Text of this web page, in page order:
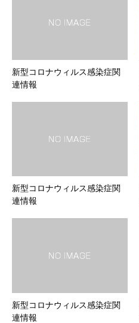
新型コロナウィルス感染症関
連情報
新型コロナウィルス感染症関
連情報
新型コロナウィルス感染症関
連情報